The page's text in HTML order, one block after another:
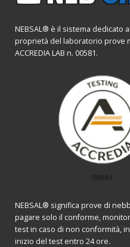
NEBSAL® è il sistema dedicato
proprietà del laboratorio prove
ACCREDIA LAB n. 00581.
NEBSAL® significa prove di
pagare solo il conforme,
test in caso di non conformità,
inizio del test entro 24 ore.